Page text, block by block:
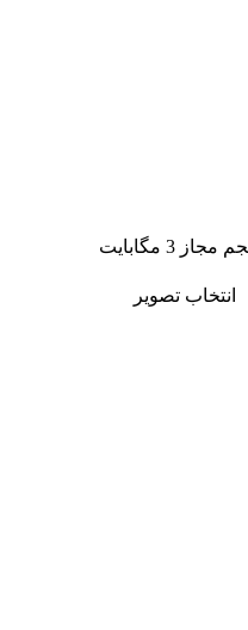
انتخاب تصویر